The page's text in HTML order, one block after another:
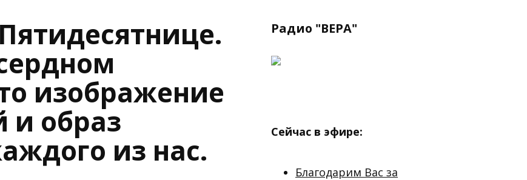
изображение
и образ
из нас.
Радио "ВЕРА"
Сейчас в эфире:
Благодарим Вас за